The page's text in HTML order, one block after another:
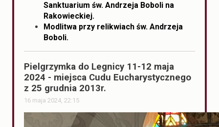
Sanktuarium św. Andrzeja Boboli na
Rakowieckiej.
Modlitwa przy relikwiach św. Andrzeja
Boboli.
Pielgrzymka do Legnicy 11-12 maja
2024 - miejsca Cudu Eucharystycznego
z 25 grudnia 2013r.
16 maja 2024, 22:15